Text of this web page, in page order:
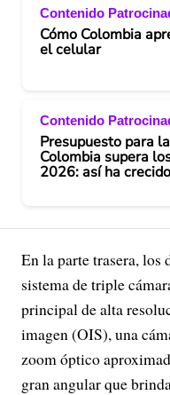
Contenido
Cómo Colombia
el celular
Contenido
Presupuesto para
Colombia supera
2026: así ha
En la parte trasera, los
sistema de triple
principal de alta
imagen (OIS), una
zoom óptico
gran angular que